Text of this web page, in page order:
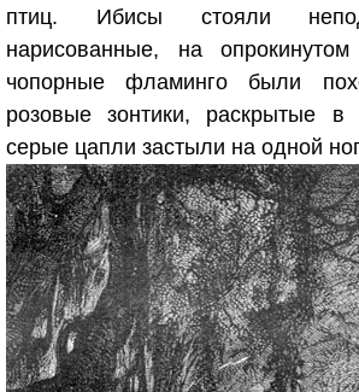
птиц. Ибисы стояли
нарисованные, на
чопорные фламинго были
розовые зонтики, раскрытые в
серые цапли застыли на одной